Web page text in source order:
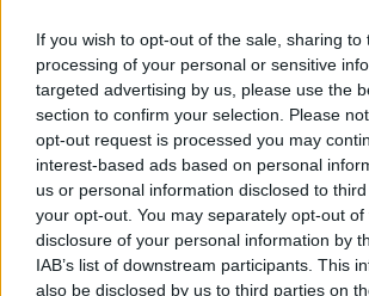
If you wish to opt-out of the sale, sharing to
processing of your personal or sensitive
targeted advertising by us, please use the
section to confirm your selection. Please
opt-out request is processed you may
interest-based ads based on personal
us or personal information disclosed to
your opt-out. You may separately opt-out
disclosure of your personal information by
IAB’s list of downstream participants. This
also be disclosed by us to third parties on